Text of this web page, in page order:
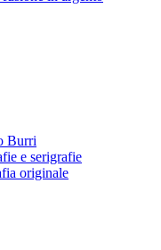
Burri
e serigrafie
originale